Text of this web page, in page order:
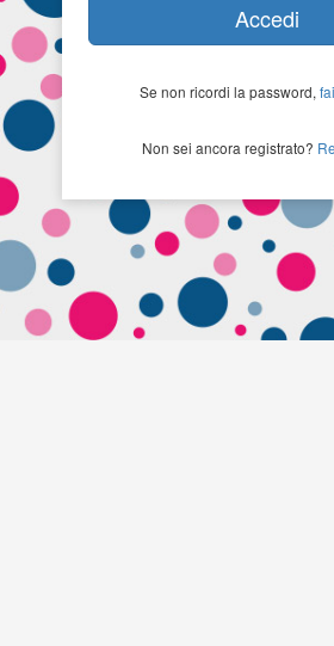
Accedi
Se non ricordi la password,
Non sei ancora registrato?